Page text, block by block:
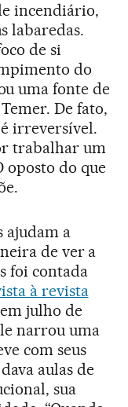
incendiário,
labaredas.
de si
do
uma fonte de
De fato,
é irreversível.
trabalhar um
oposto do que
ajudam a
de ver a
foi contada
à revista
julho de
narrou uma
com seus
aulas de
sua